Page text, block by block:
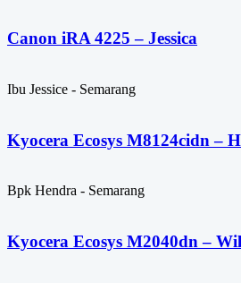
Canon iRA 4225 – Jessica
Ibu Jessice - Semarang
Kyocera Ecosys M8124cidn –
Bpk Hendra - Semarang
Kyocera Ecosys M2040dn –